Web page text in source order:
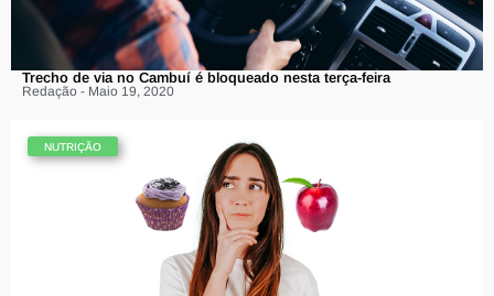
Trecho de via no Cambuí é bloqueado nesta terça-feira
Redação - Maio 19, 2020
NUTRIÇÃO